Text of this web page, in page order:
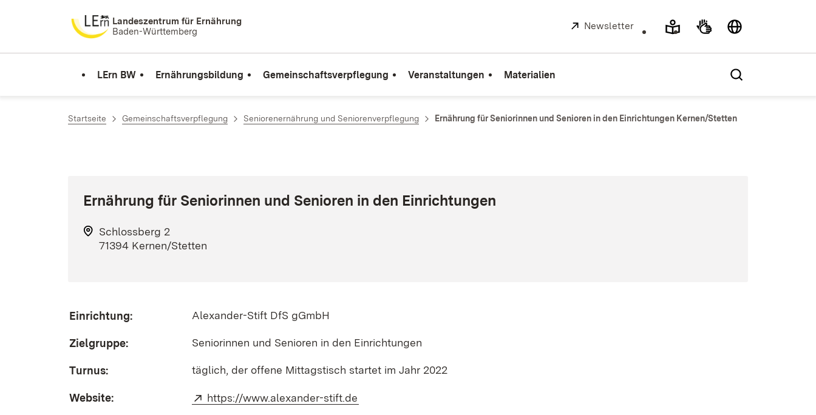
Zum Inhalt springenLandeszentrum für Ernährung
Baden-Württemberg
Extern:
Newsletter (Öffnet in neuem Fenster)
LErn BW Ernährungsbildung Gemeinschaftsverpflegung Veranstaltungen Materialien
Startseite Gemeinschaftsverpflegung Seniorenernährung und Seniorenverpflegung Ernährung für Seniorinnen und Senioren in den Einrichtungen Kernen/Stetten
Ernährung für Seniorinnen und Senioren in den Einrichtungen
Schlossberg 2
71394 Kernen/Stetten
Einrichtung: Alexander-Stift DfS gGmbH
Zielgruppe: Seniorinnen und Senioren in den Einrichtungen
Turnus: täglich, der offene Mittagstisch startet im Jahr 2022
Website: Extern:
https://www.alexander-stift.de